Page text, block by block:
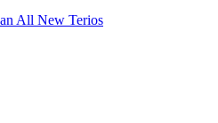
All New Terios